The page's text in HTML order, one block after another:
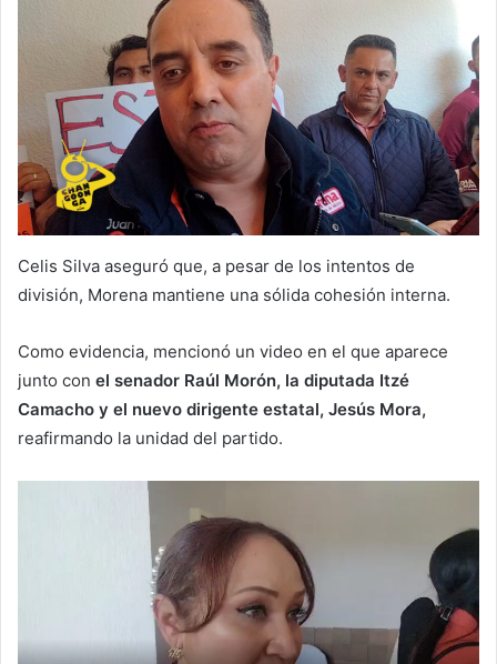
Celis Silva aseguró que, a pesar de los intentos de
división, Morena mantiene una sólida cohesión interna.
Como evidencia, mencionó un video en el que aparece
junto con el senador Raúl Morón, la diputada Itzé
Camacho y el nuevo dirigente estatal, Jesús Mora,
reafirmando la unidad del partido.